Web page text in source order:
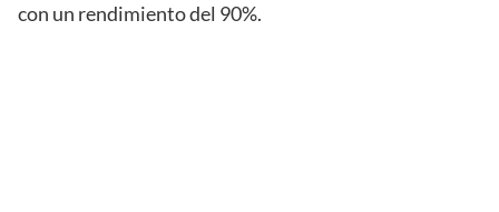
con un rendimiento del 90%.